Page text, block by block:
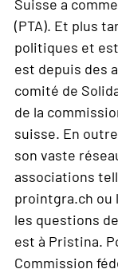
Suisse a
(PTA). Et plus
politiques et
est depuis des
comité de
de la
suisse. En
son vaste
associations
prointgra.ch ou
les questions
est à Pristina.
Commission